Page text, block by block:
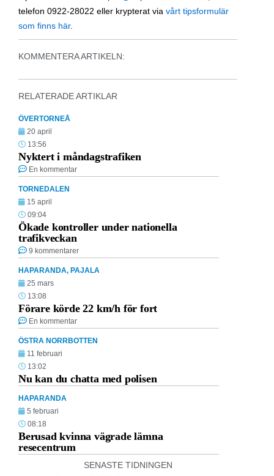
telefon 0922-28022 eller krypterat via vårt tipsformulär
som finns här.
KOMMENTERA ARTIKELN:
RELATERADE ARTIKLAR
ÖVERTORNEÅ
20 april
13:56
Nyktert i måndagstrafiken
En kommentar
TORNEDALEN
15 april
09:04
Ökade kontroller under nationella
trafikveckan
9 kommentarer
HAPARANDA, PAJALA
25 mars
13:08
Förare körde 22 km/h för fort
En kommentar
ÖSTRA NORRBOTTEN
11 februari
13:02
Nu kan du chatta med polisen
HAPARANDA
5 februari
08:18
Berusad kvinna vägrade lämna
resecentrum
SENASTE TIDNINGEN